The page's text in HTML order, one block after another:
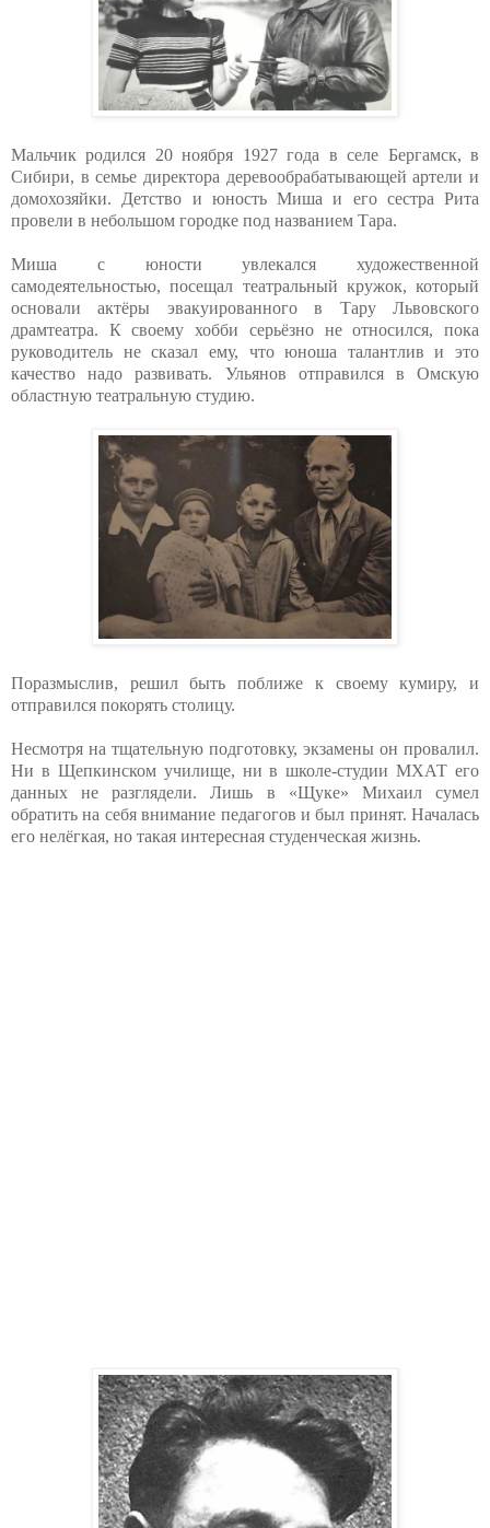
Мальчик родился 20 ноября 1927 года в селе Бергамск, в
Сибири, в семье директора деревообрабатывающей артели и
домохозяйки. Детство и юность Миша и его сестра Рита
провели в небольшом городке под названием Тара.
Миша с юности увлекался художественной
самодеятельностью, посещал театральный кружок, который
основали актёры эвакуированного в Тару Львовского
драмтеатра. К своему хобби серьёзно не относился, пока
руководитель не сказал ему, что юноша талантлив и это
качество надо развивать. Ульянов отправился в Омскую
областную театральную студию.
Поразмыслив, решил быть поближе к своему кумиру, и
отправился покорять столицу.
Несмотря на тщательную подготовку, экзамены он провалил.
Ни в Щепкинском училище, ни в школе-студии МХАТ его
данных не разглядели. Лишь в «Щуке» Михаил сумел
обратить на себя внимание педагогов и был принят. Началась
его нелёгкая, но такая интересная студенческая жизнь.